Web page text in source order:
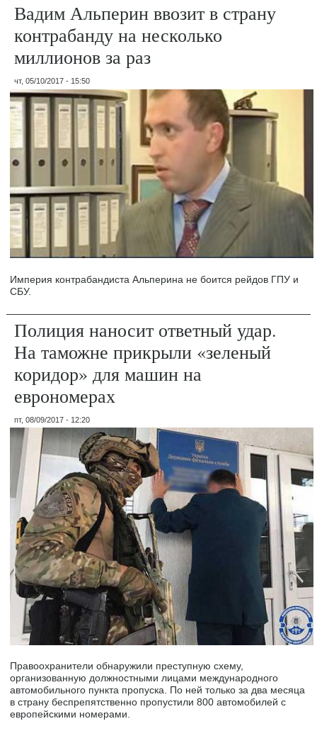
Вадим Альперин ввозит в страну
контрабанду на несколько
миллионов за раз
чт, 05/10/2017 - 15:50
Империя контрабандиста Альперина не боится рейдов ГПУ и
СБУ.
Полиция наносит ответный удар.
На таможне прикрыли «зеленый
коридор» для машин на
еврономерах
пт, 08/09/2017 - 12:20
Правоохранители обнаружили преступную схему,
организованную должностными лицами международного
автомобильного пункта пропуска. По ней только за два месяца
в страну беспрепятственно пропустили 800 автомобилей с
европейскими номерами.